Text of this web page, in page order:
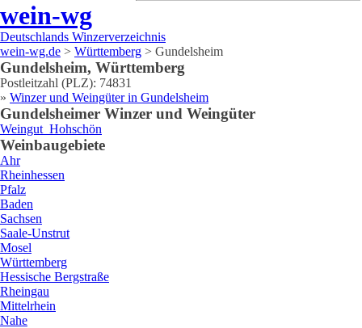
wein-wg
Deutschlands Winzerverzeichnis
wein-wg.de > Württemberg > Gundelsheim
Gundelsheim, Württemberg
Postleitzahl (PLZ): 74831
» Winzer und Weingüter in Gundelsheim
Gundelsheimer Winzer und Weingüter
Weingut Hohschön
Weinbaugebiete
Ahr
Rheinhessen
Pfalz
Baden
Sachsen
Saale-Unstrut
Mosel
Württemberg
Hessische Bergstraße
Rheingau
Mittelrhein
Nahe